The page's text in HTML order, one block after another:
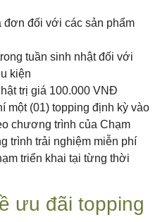
đơn đối với các sản phẩm
tuần sinh nhật đối với
kiện
trị giá 100.000 VNĐ
một (01) topping định kỳ vào
chương trình của Chạm
trình trải nghiệm miễn phí
triển khai tại từng thời
ưu đãi topping